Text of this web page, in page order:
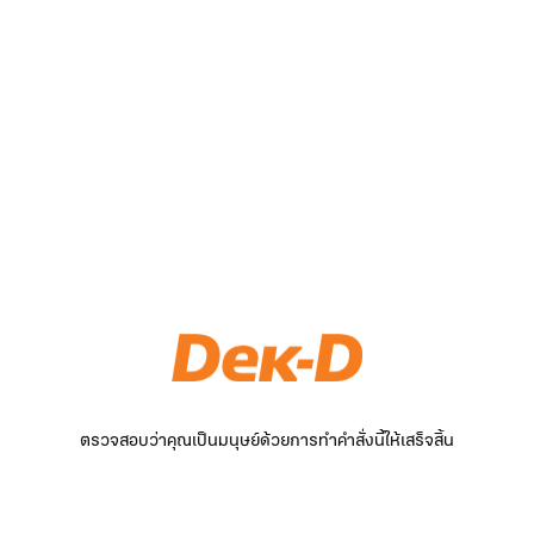
ตรวจสอบว่าคุณเป็นมนุษย์ด้วยการทำคำสั่งนี้ให้เสร็จสิ้น